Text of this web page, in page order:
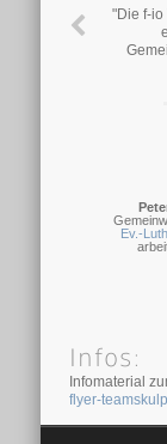
"Die f-io
Ev.-
Infos:
Infomaterial
flyer-